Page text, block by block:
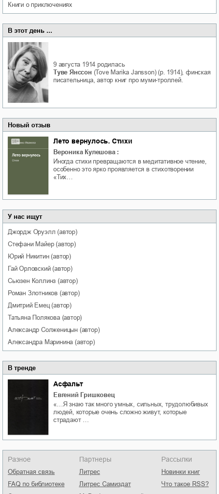
книги о приключениях
В этот день ...
9 августа 1914 родилась
Туве Янссон (Tove Marika Jansson) (р. 1914), финская
писательница, автор книг про муми-троллей.
Новый отзыв
Лето вернулось. Стихи
Вероника Кулешова :
Иногда стихи превращаются в медитативное чтение,
особенно это ярко проявляется в стихотворении
«Тих…
У нас ищут
Джордж Оруэлл (автор)
Стефани Майер(автор)
Юрий Никитин(автор)
Гай Орловский(автор)
Сьюзен Коллинз (автор)
Роман Злотников (автор)
Дмитрий Емец(автор)
Татьяна Полякова(автор)
Александр Солженицын (автор)
Александра Маринина (автор)
В тренде
Асфальт
Евгений Гришковец
«…Я знаю так много умных, сильных, трудолюбивых
людей, которые очень сложно живут, которые
страдают …
Разное
Обратная связь
FAQ по библиотеке
Партнеры
Литрес
Литрес Самиздат
Рассылки
Новинки книг
Что такое RSS?